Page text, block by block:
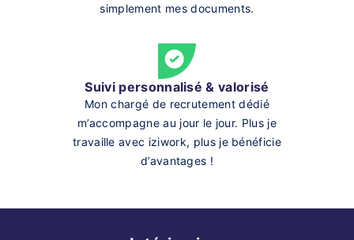
simplement mes documents.
Suivi personnalisé & valorisé
Mon chargé de recrutement dédié
m’accompagne au jour le jour. Plus je
travaille avec iziwork, plus je bénéficie
d’avantages !